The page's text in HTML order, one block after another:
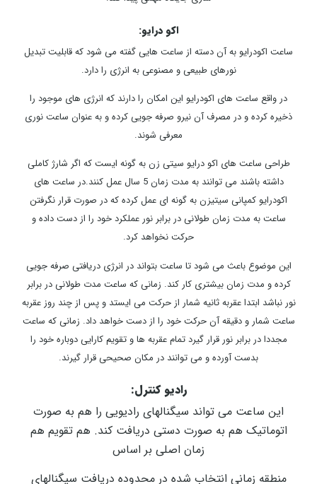
اکو درایو:
ساعت اکودرایو به آن دسته از ساعت هایی گفته می شود که قابلیت تبدیل
نورهای طبیعی و مصنوعی به انرژی را دارد.
در واقع ساعت های اکودرایو این امکان را دارند که انرژی های موجود را
ذخیره کرده و در مصرف آن نیرو صرفه جویی کرده و به عنوان ساعت نوری
معرفی شوند.
طراحی ساعت های اکو درایو سیتی زن به گونه ایست که اگر شارژ کاملی
داشته باشند می توانند به مدت زمان 5 سال عمل کنند.در ساعت های
اکودرایو کمپانی سیتیزن به گونه ای عمل کرده که در صورت قرار نگرفتن
ساعت به مدت زمان طولانی در برابر نور عملکرد خود را از دست داده و
حرکت نخواهد کرد.
این موضوع باعث می شود تا ساعت بتواند در انرژی دریافتی صرفه جویی
کرده و مدت زمان بیشتری کار کند. زمانی که ساعت مدت طولانی در برابر
نور نباشد ابتدا عقربه ثانیه شمار از حرکت می ایستد و پس از چند روز عقربه
ساعت شمار و دقیقه آن حرکت خود را از دست خواهد داد. زمانی که ساعت
مجددا در برابر نور قرار گیرد تمام عقربه ها و تقویم کارایی دوباره خود را
بدست آورده و می توانند در مکان صحیحی قرار گیرند.
رادیو کنترل:
این ساعت می تواند سیگنالهای رادیویی را هم به صورت
اتوماتیک هم به صورت دستی دریافت کند. هم تقویم هم
زمان اصلی بر اساس
منطقه زمانی انتخاب شده در محدوده دریافت سیگنالهای